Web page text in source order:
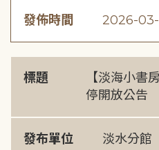
發佈時間 2026-
標題
【淡海小書
停開放公告
發布單位 淡水分館